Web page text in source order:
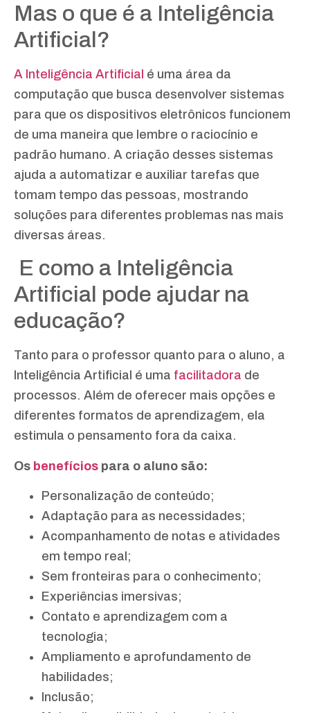
Mas o que é a Inteligência
Artificial?
A Inteligência Artificial é uma área da
computação que busca desenvolver sistemas
para que os dispositivos eletrônicos funcionem
de uma maneira que lembre o raciocínio e
padrão humano. A criação desses sistemas
ajuda a automatizar e auxiliar tarefas que
tomam tempo das pessoas, mostrando
soluções para diferentes problemas nas mais
diversas áreas.
E como a Inteligência
Artificial pode ajudar na
educação?
Tanto para o professor quanto para o aluno, a
Inteligência Artificial é uma facilitadora de
processos. Além de oferecer mais opções e
diferentes formatos de aprendizagem, ela
estimula o pensamento fora da caixa.
Os benefícios para o aluno são:
Personalização de conteúdo;
Adaptação para as necessidades;
Acompanhamento de notas e atividades
em tempo real;
Sem fronteiras para o conhecimento;
Experiências imersivas;
Contato e aprendizagem com a
tecnologia;
Ampliamento e aprofundamento de
habilidades;
Inclusão;